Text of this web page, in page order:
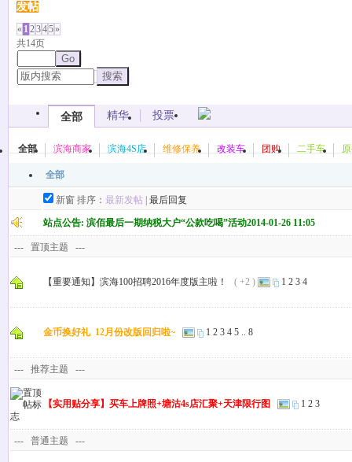
发帖
« 12345»
共14页
Go
搜索
全部 精华 投票
全部 滨海商家 滨海4S店 维修保养 改装车 团购 二手车
全部
新窗 排序： 最新发帖 最后回复
站点公告: 滨佰最后一期纳税大户“公款吃喝”活动2014-01-26 11:05
--- 置顶主题 ---
【重要通知】滨海100招聘2016年度版主啦！ ( +2 ) 1 2 3 4
金币换好礼 12月份改版回归啦~ 1 2 3 4 5 .. 8
--- 推荐主题 ---
【实用贴分享】买车上牌照+塘沽4s店汇聚+天津限行图 1 2 3
--- 普通主题 ---